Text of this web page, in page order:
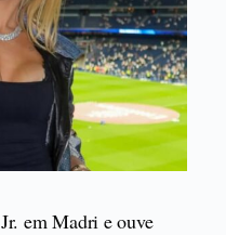
em Madri e ouve